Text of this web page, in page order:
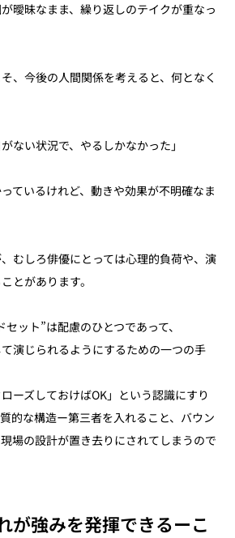
曖昧なまま、繰り返しのテイクが重なっ
、今後の人間関係を考えると、何となく
ない状況で、やるしかなかった」
っているけれど、動きや効果が不明確なま
むしろ俳優にとっては心理的負荷や、演
とがあります。
ット”は配慮のひとつであって、
演じられるようにするための一つの手
ーズしておけばOK」という認識にすり
的な構造ー第三者を入れること、バウン
場の設計が置き去りにされてしまうので
が強みを発揮できるーこ